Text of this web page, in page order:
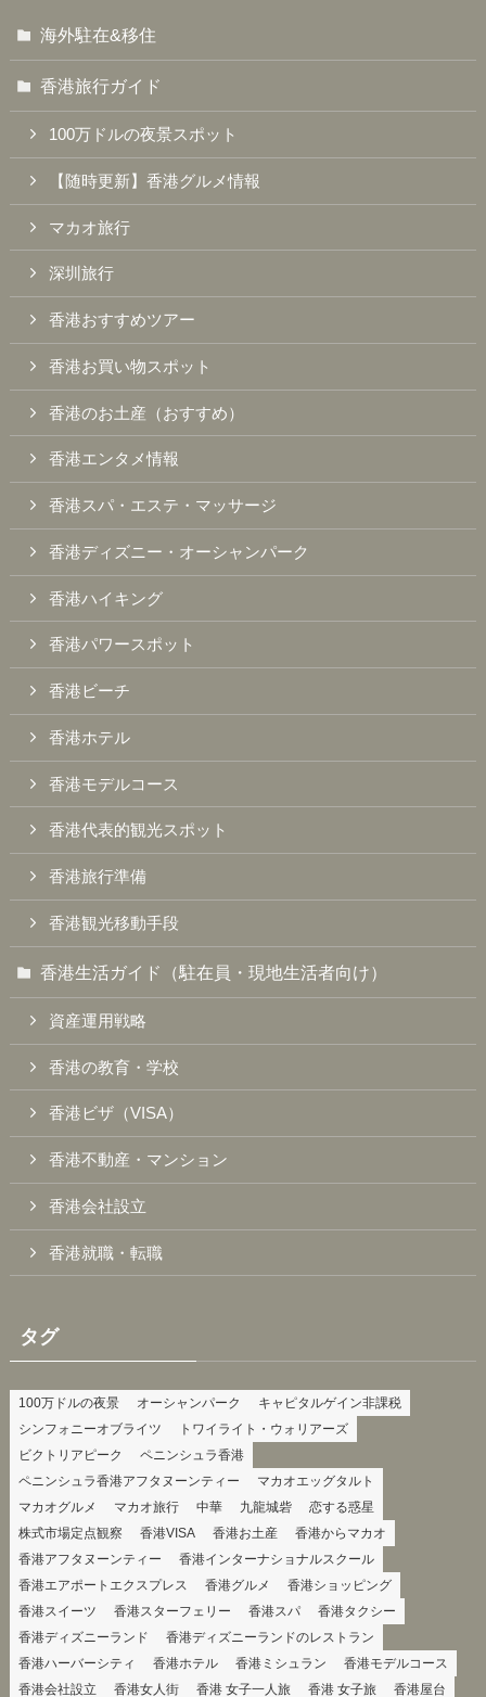
海外駐在&移住
香港旅行ガイド
100万ドルの夜景スポット
【随時更新】香港グルメ情報
マカオ旅行
深圳旅行
香港おすすめツアー
香港お買い物スポット
香港のお土産（おすすめ）
香港エンタメ情報
香港スパ・エステ・マッサージ
香港ディズニー・オーシャンパーク
香港ハイキング
香港パワースポット
香港ビーチ
香港ホテル
香港モデルコース
香港代表的観光スポット
香港旅行準備
香港観光移動手段
香港生活ガイド（駐在員・現地生活者向け）
資産運用戦略
香港の教育・学校
香港ビザ（VISA）
香港不動産・マンション
香港会社設立
香港就職・転職
タグ
100万ドルの夜景 オーシャンパーク
キャピタルゲイン非課税
シンフォニーオブライツ
トワイライト・ウォリアーズ
ビクトリアピーク
ペニンシュラ香港
ペニンシュラ香港アフタヌーンティー
マカオエッグタルト
マカオグルメ
マカオ旅行 中華 九龍城砦
恋する惑星
株式市場定点観察
香港VISA 香港お土産
香港からマカオ
香港アフタヌーンティー
香港インターナショナルスクール
香港エアポートエクスプレス
香港グルメ
香港ショッピング
香港スイーツ
香港スターフェリー 香港スパ
香港タクシー
香港ディズニーランド
香港ディズニーランドのレストラン
香港ハーバーシティ
香港ホテル 香港ミシュラン
香港モデルコース
香港会社設立
香港女人街 香港 女子一人旅 香港 女子旅 香港屋台